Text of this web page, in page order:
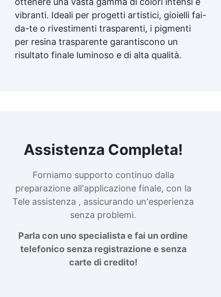
vibranti. Ideali per progetti artistici, gioielli fai-
da-te o rivestimenti trasparenti, i pigmenti
per resina trasparente garantiscono un
risultato finale luminoso e di alta qualità.
Assistenza Completa!
Forniamo supporto continuo dalla
preparazione all'applicazione finale, con la
Tele assistenza , assicurando un'esperienza
senza problemi.
Parla con uno specialista e fai un ordine
telefonico senza registrazione e senza
carte di credito!